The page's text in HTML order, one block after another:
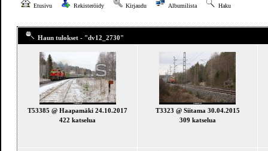
Etusivu Rekisteröidy Kirjaudu Albumilista Haku
Haun tulokset - "dv12_2730"
T53385 @ Haapamäki 24.10.2017
422 katselua
T3323 @ Siitama 30.04.2015
309 katselua